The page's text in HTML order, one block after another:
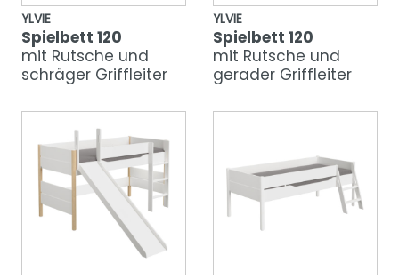
YLVIE
Spielbett 120
mit Rutsche und
schräger Griffleiter
YLVIE
Spielbett 120
mit Rutsche und
gerader Griffleiter